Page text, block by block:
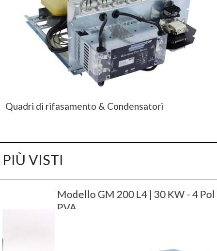
Quadri di rifasamento & Condensatori
PIÙ VISTI
Modello GM 200 L4 | 30 KW - 4 Poli - B3/V6-